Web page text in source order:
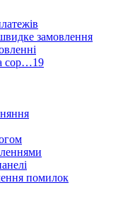
замовлення
сор…19
помилок